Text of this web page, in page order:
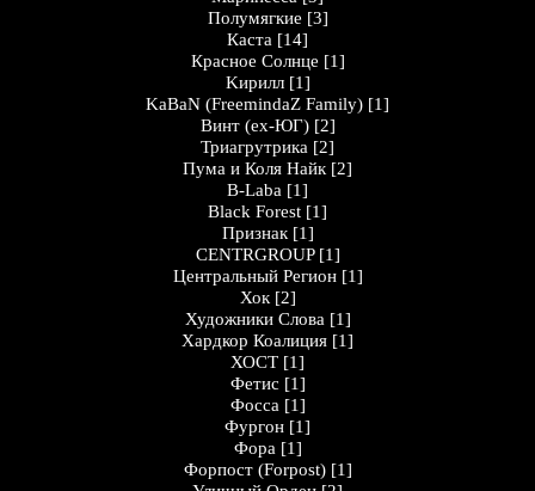
Полумягкие [3]
Каста [14]
Кpaснoе Солнцe [1]
Kирилл [1]
KaBaN (FreemindaZ Family) [1]
Винт (ex-ЮГ) [2]
Триагрутрика [2]
Пума и Коля Найк [2]
B-Laba [1]
Black Forest [1]
Признак [1]
CENTRGROUP [1]
Центральный Регион [1]
Хок [2]
Художники Слова [1]
Хардкор Коалиция [1]
ХОСТ [1]
Фетис [1]
Фосса [1]
Фургон [1]
Фора [1]
Форпост (Forpost) [1]